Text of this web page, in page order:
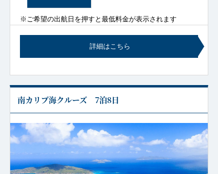
※ご希望の出航日を押すと最低料金が表示されます
詳細はこちら
南カリブ海クルーズ 7泊8日